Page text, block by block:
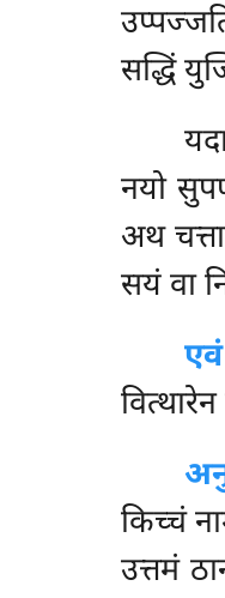
सद्धिं
नयो
अथ
सयं वा
किच्चं
उत्तमं